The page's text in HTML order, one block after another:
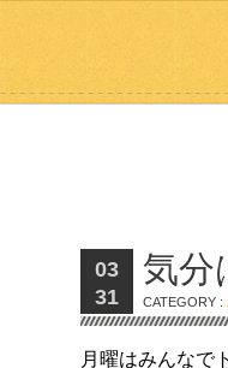
03
31
気分
CATEGORY :
月曜はみんなで